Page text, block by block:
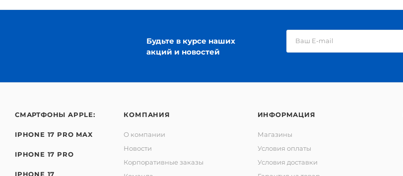
Будьте в курсе наших
акций и новостей
СМАРТФОНЫ APPLE:
IPHONE 17 PRO MAX
IPHONE 17 PRO
IPHONE 17
КОМПАНИЯ
О компании
Новости
Корпоративные заказы
ИНФОРМАЦИЯ
Магазины
Условия оплаты
Условия доставки